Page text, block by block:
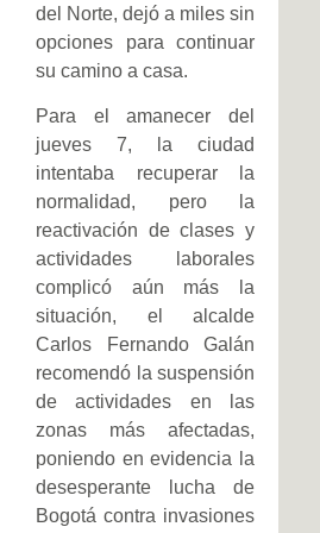
del Norte, dejó a miles sin
opciones para continuar
su camino a casa.
Para el amanecer del
jueves 7, la ciudad
intentaba recuperar la
normalidad, pero la
reactivación de clases y
actividades laborales
complicó aún más la
situación, el alcalde
Carlos Fernando Galán
recomendó la suspensión
de actividades en las
zonas más afectadas,
poniendo en evidencia la
desesperante lucha de
Bogotá contra invasiones